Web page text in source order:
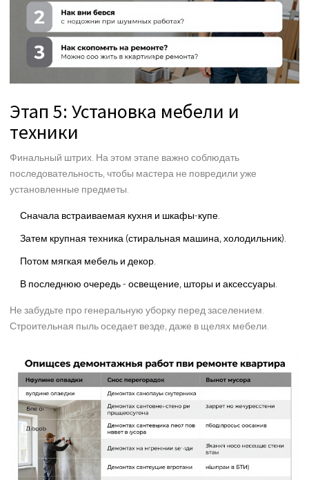
Этап 5: Установка мебели и
техники
Финальный штрих. На этом этапе важно соблюдать
последовательность, чтобы мастера не повредили уже
установленные предметы.
Сначала встраиваемая кухня и шкафы-купе.
Затем крупная техника (стиральная машина, холодильник).
Потом мягкая мебель и декор.
В последнюю очередь - освещение, шторы и аксессуары.
Не забудьте про генеральную уборку перед заселением.
Строительная пыль оседает везде, даже в щелях мебели.